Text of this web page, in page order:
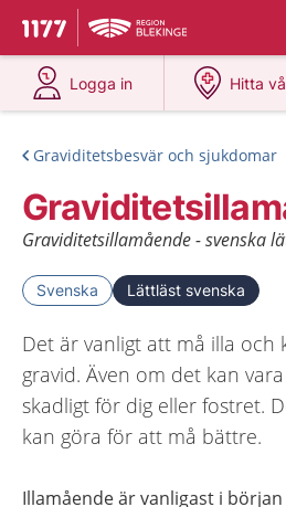
Till startsidan för 1177
Du har valt region
Logga in
på 1177.se
Hitta
på
Graviditetsbesvär och sjukdomar
Graviditetsillamående - svenska
Svenska Lättläst svenska
Det är vanligt att må illa och
gravid. Även om det kan
skadligt för dig eller fostret.
kan göra för att må bättre.
Illamående är vanligast i